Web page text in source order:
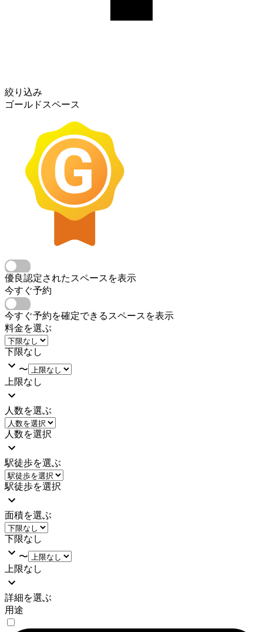
絞り込み
ゴールドスペース
優良認定されたスペースを表示
今すぐ予約
今すぐ予約を確定できるスペースを表示
料金を選ぶ
下限なし
〜
上限なし
人数を選ぶ
人数を選択
駅徒歩を選ぶ
駅徒歩を選択
面積を選ぶ
下限なし
〜
上限なし
詳細を選ぶ
用途